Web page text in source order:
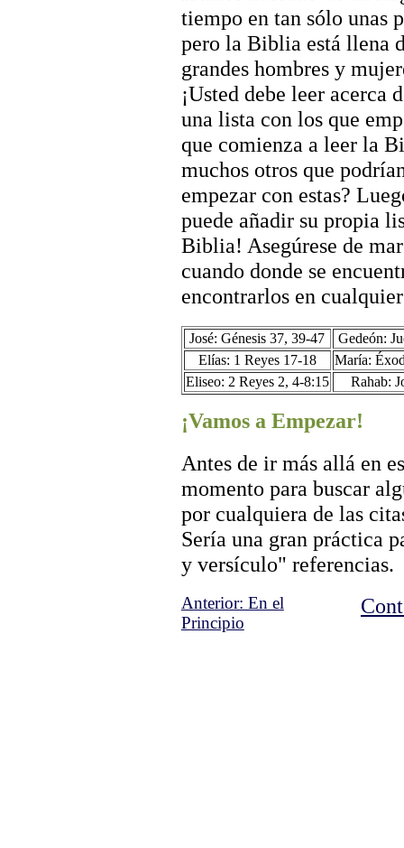
tiempo en tan sólo unas
pero la Biblia está llena
grandes hombres y
¡Usted debe leer acerca
una lista con los que
que comienza a leer la
muchos otros que
empezar con estas?
puede añadir su propia
Biblia! Asegúrese de
cuando donde se
encontrarlos en
José: Génesis 37, 39-47
Gedeón:
Elías: 1 Reyes 17-18
María:
Eliseo: 2 Reyes 2, 4-8:15
Rahab:
¡Vamos a Empezar!
Antes de ir más allá en
momento para buscar
por cualquiera de las
Sería una gran práctica
y versículo" referencias.
Anterior: En el
Principio